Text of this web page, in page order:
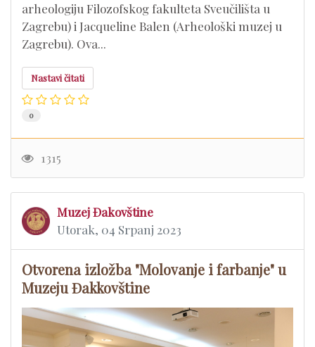
arheologiju Filozofskog fakulteta Sveučilišta u
Zagrebu) i Jacqueline Balen (Arheološki muzej u
Zagrebu). Ova...
Nastavi čitati
0
1315
Muzej Đakovštine
Utorak, 04 Srpanj 2023
Otvorena izložba "Molovanje i farbanje" u
Muzeju Đakkovštine